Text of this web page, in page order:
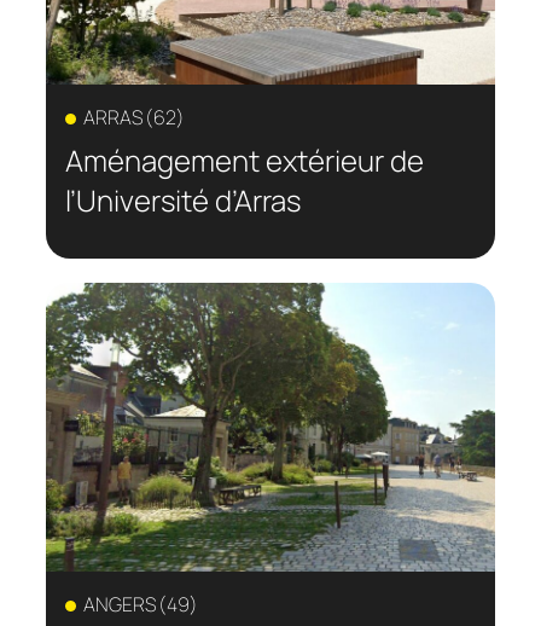
ARRAS (62)
Aménagement extérieur de
l’Université d’Arras
ANGERS (49)